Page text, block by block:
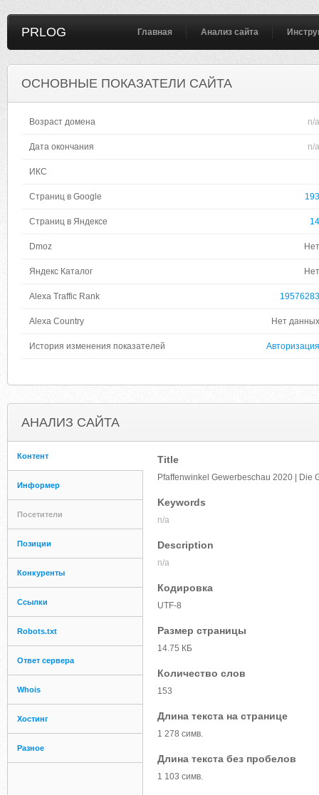
PRLOG Главная Анализ сайта
ОСНОВНЫЕ ПОКАЗАТЕЛИ САЙТА
Возраст домена n/a
Дата окончания n/a
ИКС
Страниц в Google 193
Страниц в Яндексе 14
Dmoz Нет
Яндекс Каталог Нет
Alexa Traffic Rank 19576283
Alexa Country Нет данных
История изменения показателей Авторизация
АНАЛИЗ САЙТА
Контент
Информер
Посетители
Позиции
Конкуренты
Ссылки
Robots.txt
Ответ сервера
Whois
Хостинг
Разное
Title
Pfaffenwinkel Gewerbeschau 2020 | Die
Keywords
n/a
Description
n/a
Кодировка
UTF-8
Размер страницы
14.75 КБ
Количество слов
153
Длина текста на странице
1 278 симв.
Длина текста без пробелов
1 103 симв.